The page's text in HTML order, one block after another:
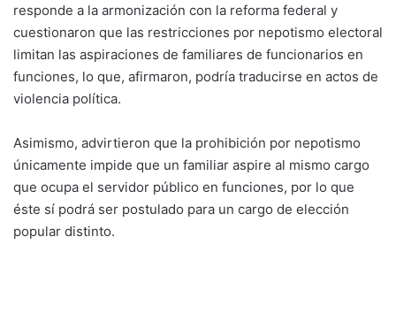
responde a la armonización con la reforma federal y
cuestionaron que las restricciones por nepotismo electoral
limitan las aspiraciones de familiares de funcionarios en
funciones, lo que, afirmaron, podría traducirse en actos de
violencia política.
Asimismo, advirtieron que la prohibición por nepotismo
únicamente impide que un familiar aspire al mismo cargo
que ocupa el servidor público en funciones, por lo que
éste sí podrá ser postulado para un cargo de elección
popular distinto.